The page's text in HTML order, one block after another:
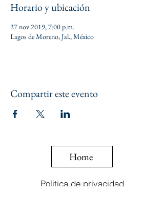
Horario y ubicación
27 nov 2019, 7:00 p.m.
Lagos de Moreno, Jal., México
Compartir este evento
Home
Politica de privacidad